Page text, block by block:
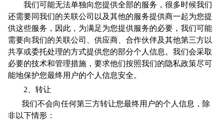
我们可能无法单独向您提供全部的服务，很多时候我们
还需要同我们的关联公司以及其他的服务提供商一起为您提
供这些服务，因此，为满足为您提供服务的必要，我们可能
需要向我们的关联公司、供应商、合作伙伴及其他第三方以
共享或委托处理的方式提供您的部分个人信息。我们会采取
必要的技术和管理措施，要求他们按照我们的隐私政策尽可
能地保护您最终用户的个人信息安全。
2、转让
我们不会向任何第三方转让您最终用户的个人信息，除
非以下情形：